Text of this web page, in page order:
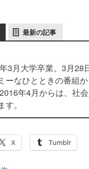
最新の記事
3月大学卒業。3月28
ーなひとときの番組
年4月からは、社
す。
X Tumblr